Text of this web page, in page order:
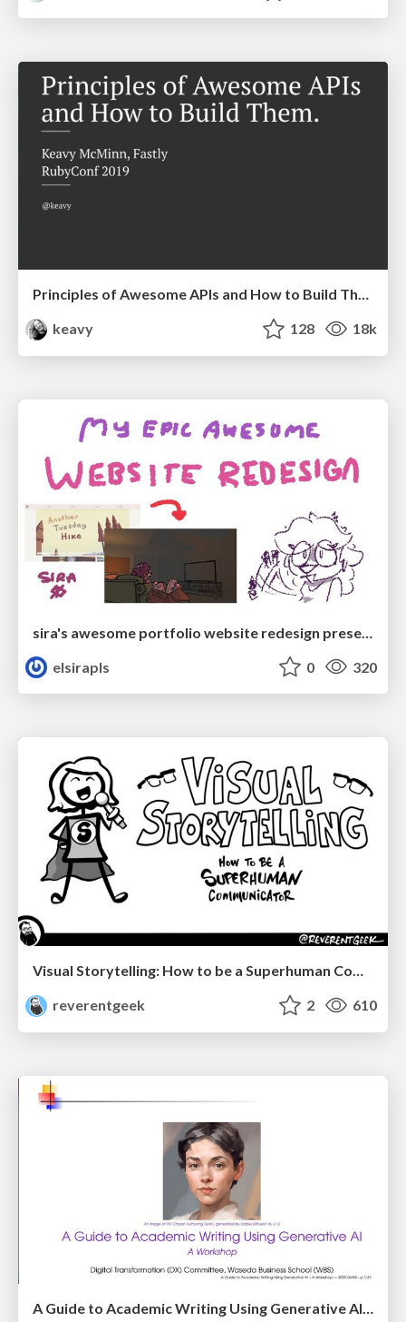
Principles of Awesome APIs and How to Build Them.
keavy
128 18k
elsirapls
0 320
Visual Storytelling: How to be a Superhuman Communicator
reverentgeek
2 610
A Guide to Academic Writing Using Generative AI - A Workshop